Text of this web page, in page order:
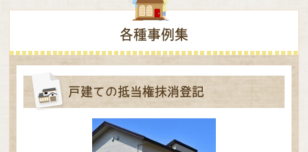
各種事例集
戸建ての抵当権抹消登記